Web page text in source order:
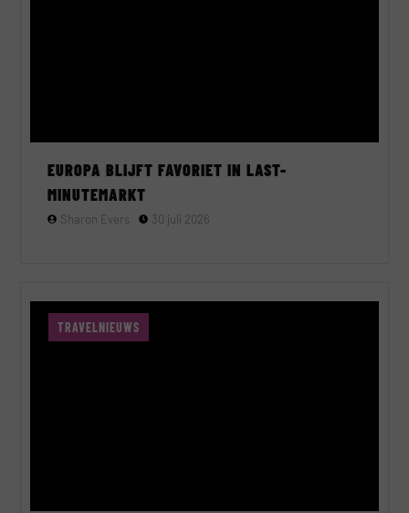
EUROPA BLIJFT FAVORIET IN LAST-
MINUTEMARKT
Sharon Evers 30 juli 2026
TRAVELNIEUWS